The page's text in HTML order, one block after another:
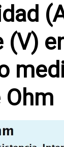
(V)
Ohm